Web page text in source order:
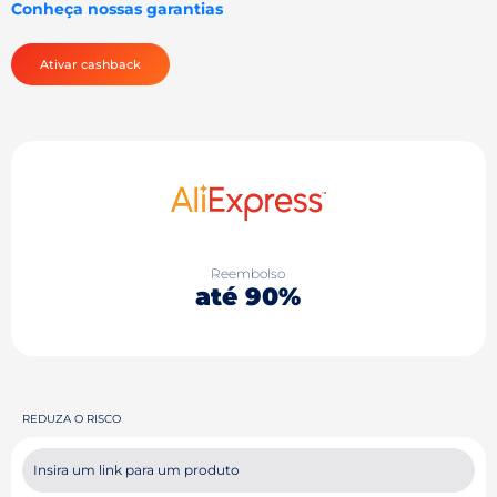
Conheça nossas garantias
Ativar cashback
Reembolso
até 90%
REDUZA O RISCO